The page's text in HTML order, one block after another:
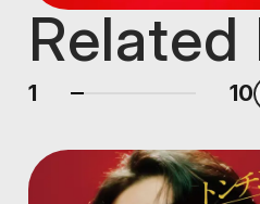
Related
1 10